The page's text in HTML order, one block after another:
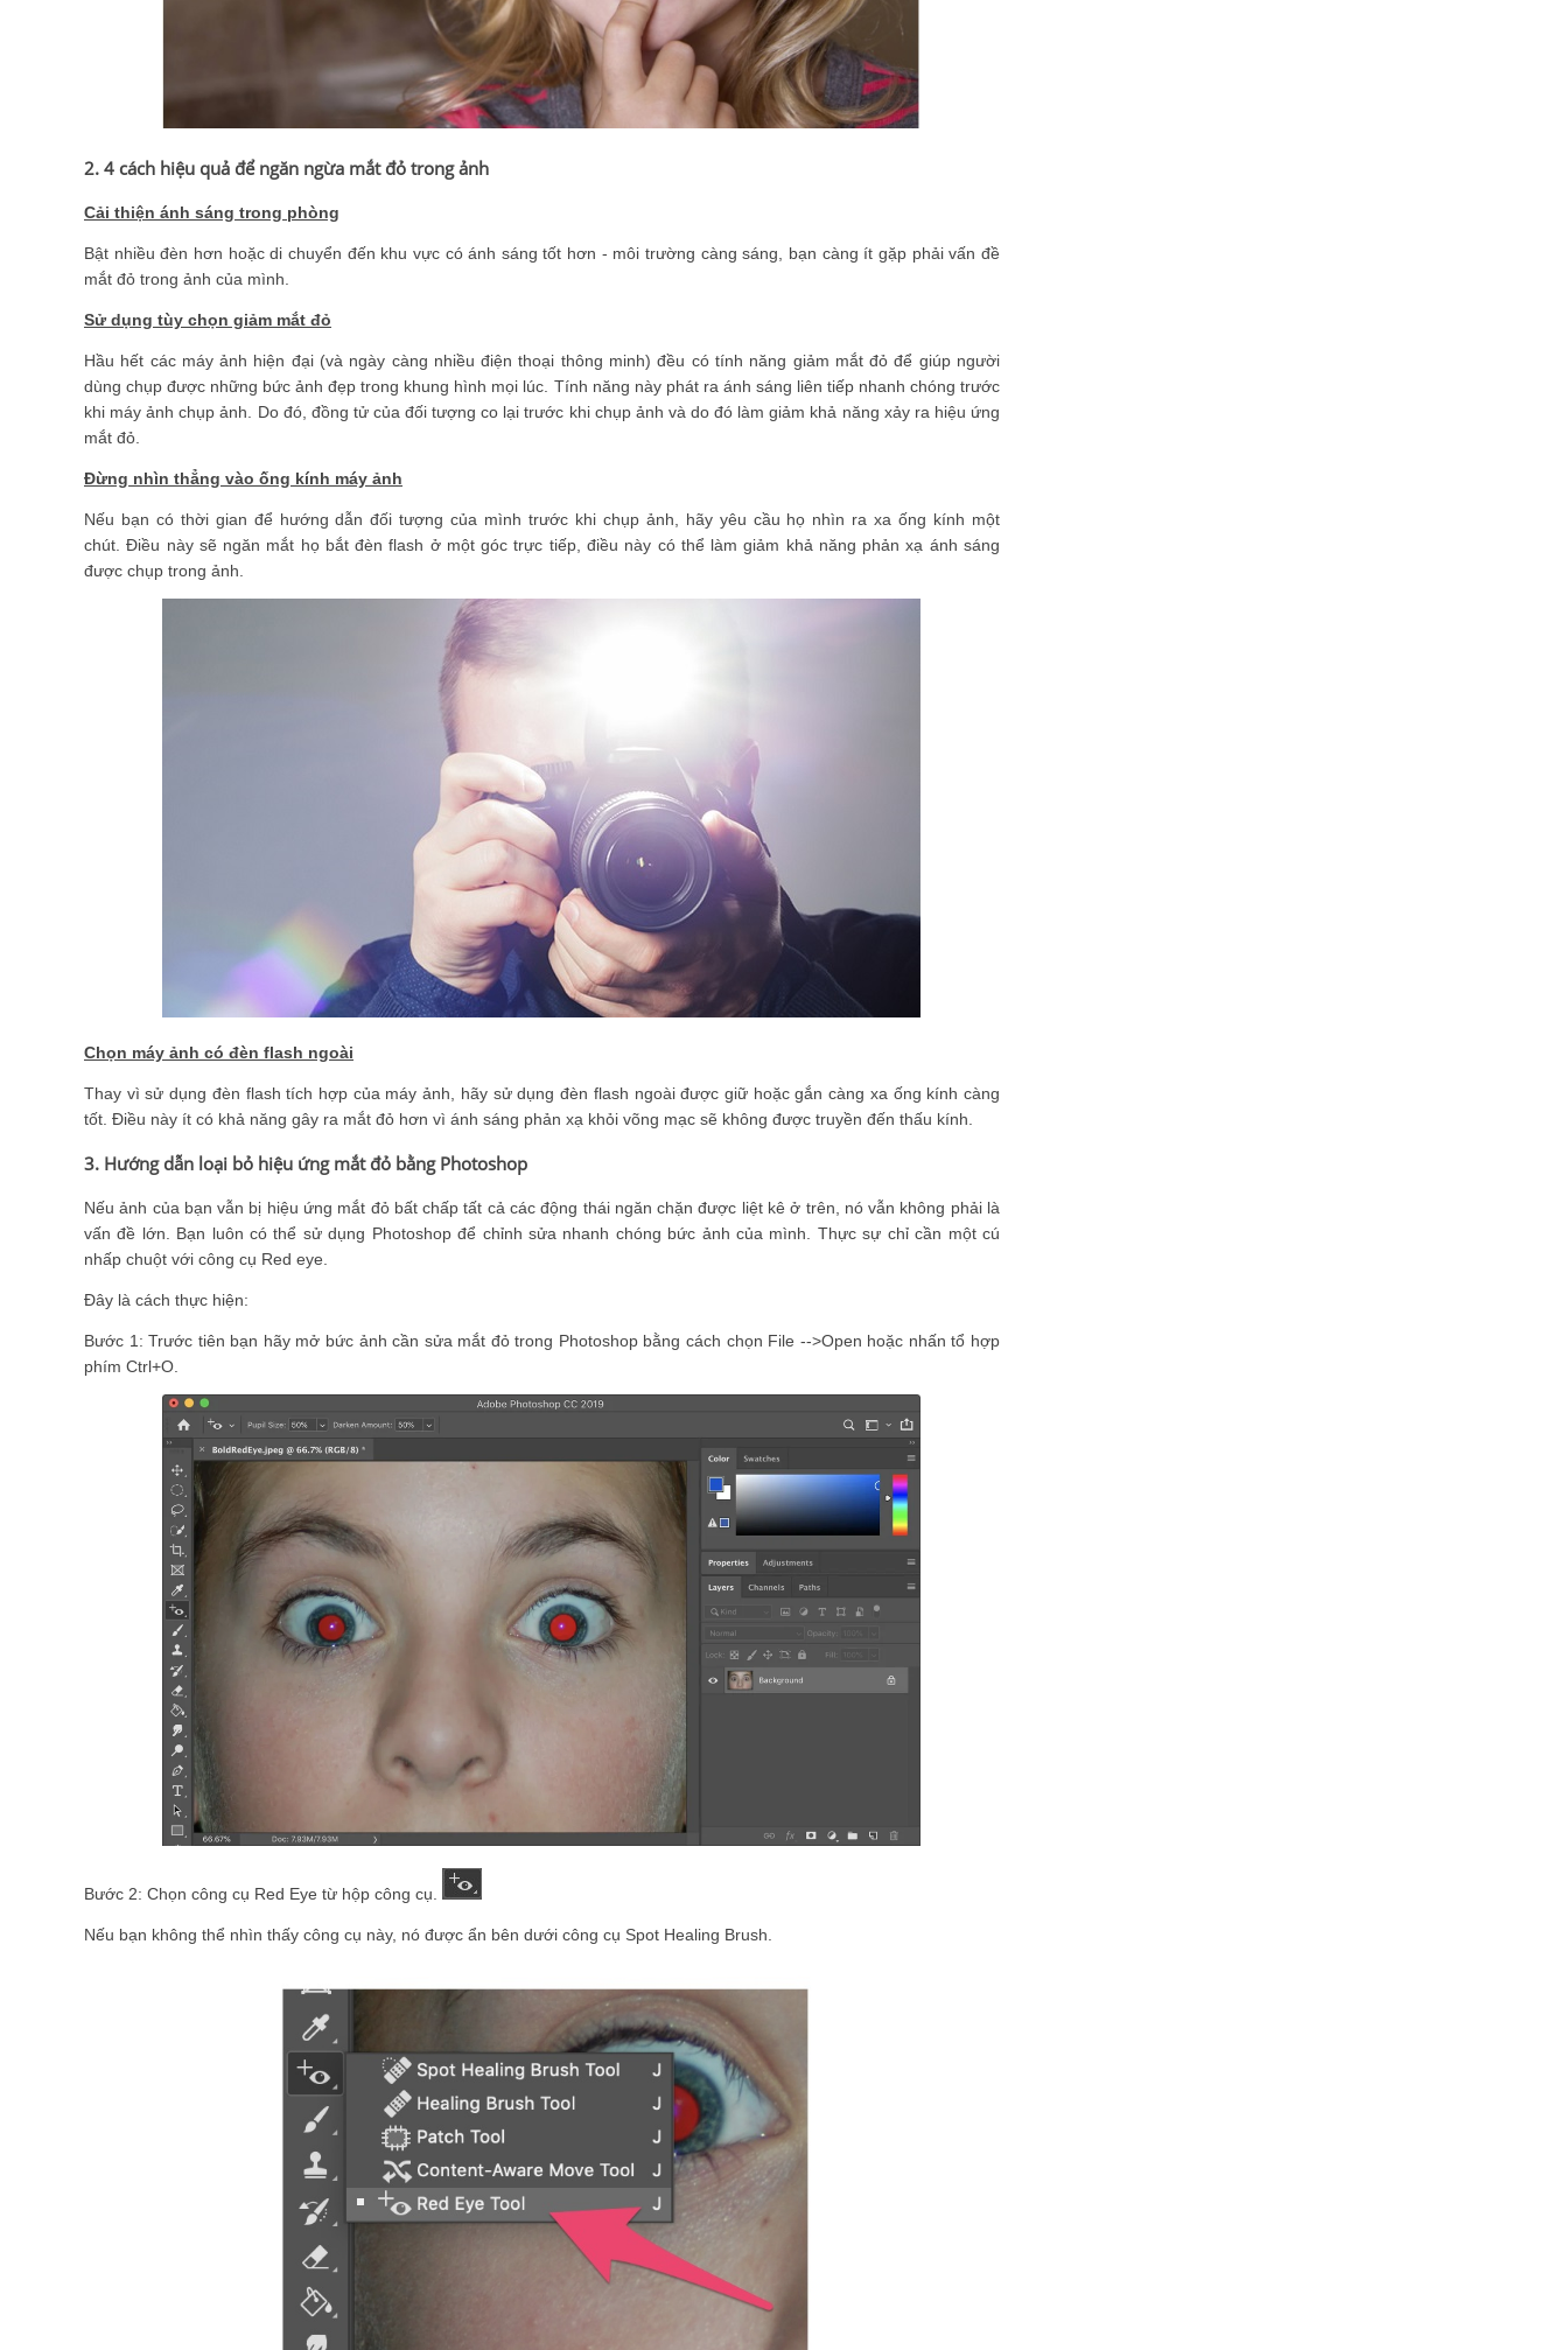
2. 4 cách hiệu quả để ngăn ngừa mắt đỏ trong ảnh
Cải thiện ánh sáng trong phòng
Bật nhiều đèn hơn hoặc di chuyển đến khu vực có ánh sáng tốt hơn - môi trường càng sáng, bạn càng ít gặp phải vấn đề
mắt đỏ trong ảnh của mình.
Sử dụng tùy chọn giảm mắt đỏ
Hầu hết các máy ảnh hiện đại (và ngày càng nhiều điện thoại thông minh) đều có tính năng giảm mắt đỏ để giúp người
dùng chụp được những bức ảnh đẹp trong khung hình mọi lúc. Tính năng này phát ra ánh sáng liên tiếp nhanh chóng trước
khi máy ảnh chụp ảnh. Do đó, đồng tử của đối tượng co lại trước khi chụp ảnh và do đó làm giảm khả năng xảy ra hiệu ứng
mắt đỏ.
Đừng nhìn thẳng vào ống kính máy ảnh
Nếu bạn có thời gian để hướng dẫn đối tượng của mình trước khi chụp ảnh, hãy yêu cầu họ nhìn ra xa ống kính một
chút. Điều này sẽ ngăn mắt họ bắt đèn flash ở một góc trực tiếp, điều này có thể làm giảm khả năng phản xạ ánh sáng
được chụp trong ảnh.
Chọn máy ảnh có đèn flash ngoài
Thay vì sử dụng đèn flash tích hợp của máy ảnh, hãy sử dụng đèn flash ngoài được giữ hoặc gắn càng xa ống kính càng
tốt. Điều này ít có khả năng gây ra mắt đỏ hơn vì ánh sáng phản xạ khỏi võng mạc sẽ không được truyền đến thấu kính.
3. Hướng dẫn loại bỏ hiệu ứng mắt đỏ bằng Photoshop
Nếu ảnh của bạn vẫn bị hiệu ứng mắt đỏ bất chấp tất cả các động thái ngăn chặn được liệt kê ở trên, nó vẫn không phải là
vấn đề lớn. Bạn luôn có thể sử dụng Photoshop để chỉnh sửa nhanh chóng bức ảnh của mình. Thực sự chỉ cần một cú
nhấp chuột với công cụ Red eye.
Đây là cách thực hiện:
Bước 1: Trước tiên bạn hãy mở bức ảnh cần sửa mắt đỏ trong Photoshop bằng cách chọn File -->Open hoặc nhấn tổ hợp
phím Ctrl+O.
Bước 2: Chọn công cụ Red Eye từ hộp công cụ.
Nếu bạn không thể nhìn thấy công cụ này, nó được ẩn bên dưới công cụ Spot Healing Brush.